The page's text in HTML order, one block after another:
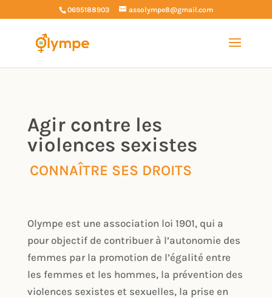
0695188903 assolympe8@gmail.com
Agir contre les
violences sexistes
CONNAÎTRE SES DROITS
Olympe est une association loi 1901, qui a
pour objectif de contribuer à l’autonomie des
femmes par la promotion de l’égalité entre
les femmes et les hommes, la prévention des
violences sexistes et sexuelles, la prise en